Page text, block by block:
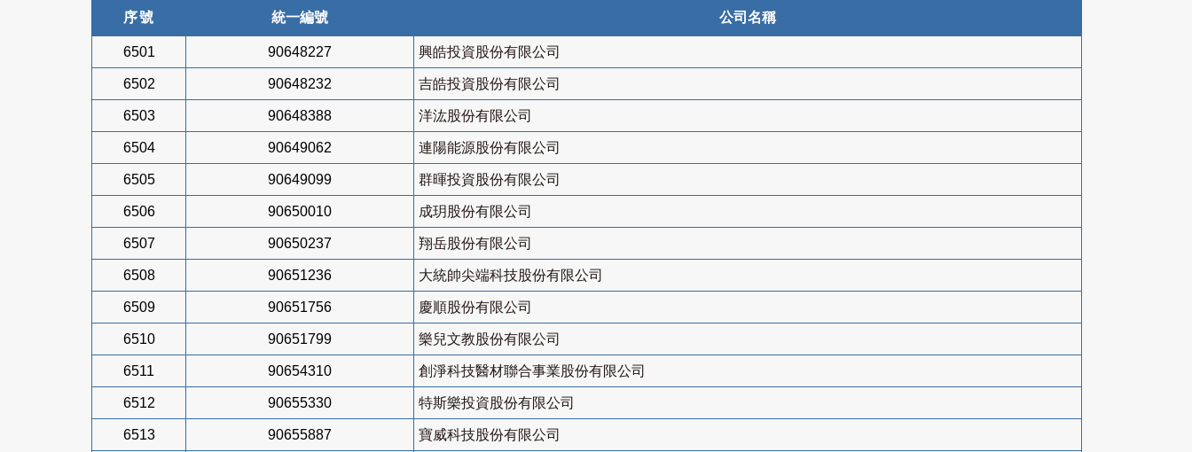
序號 統一編號 公司名稱
6501 90648227 興皓投資股份有限公司
6502 90648232 吉皓投資股份有限公司
6503 90648388 洋汯股份有限公司
6504 90649062 連陽能源股份有限公司
6505 90649099 群暉投資股份有限公司
6506 90650010 成玥股份有限公司
6507 90650237 翔岳股份有限公司
6508 90651236 大統帥尖端科技股份有限公司
6509 90651756 慶順股份有限公司
6510 90651799 樂兒文教股份有限公司
6511 90654310 創淨科技醫材聯合事業股份有限公司
6512 90655330 特斯樂投資股份有限公司
6513 90655887 寶威科技股份有限公司